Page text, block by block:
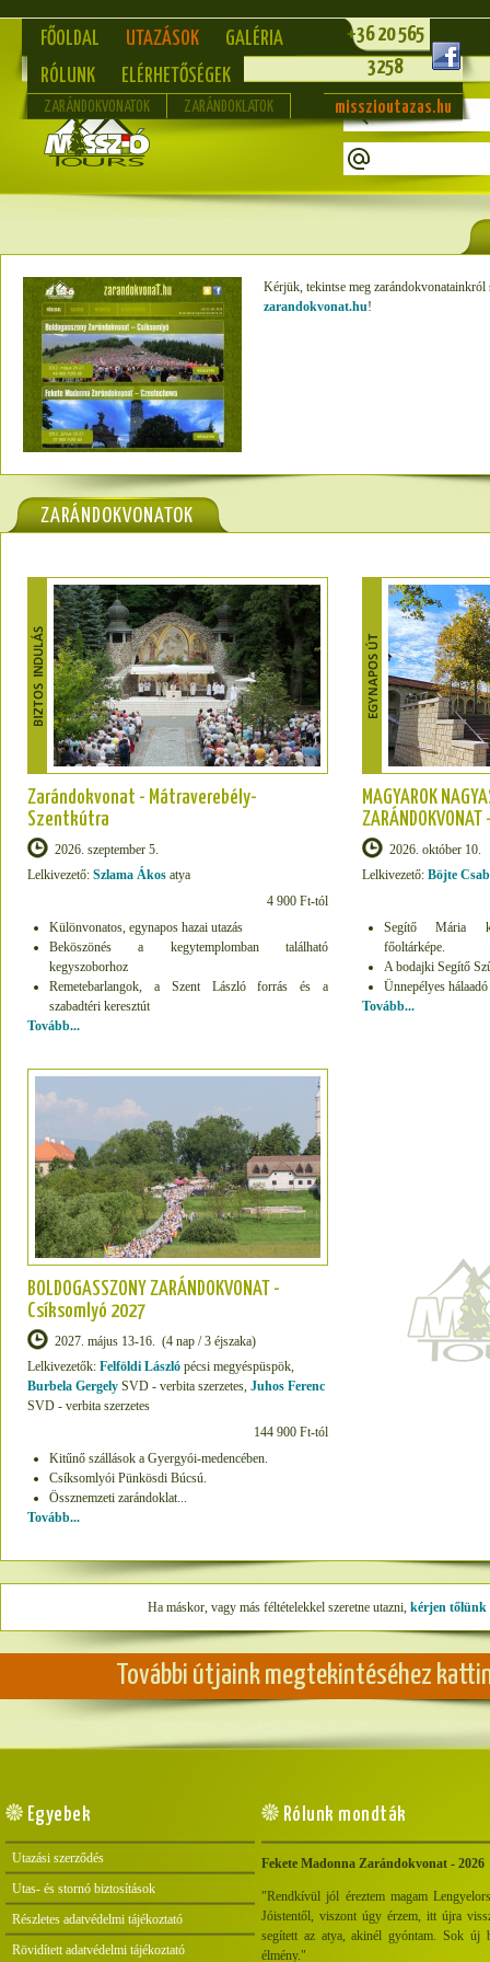
FŐOLDAL UTAZÁSOK
GALÉRIA
RÓLUNK
ELÉRHETŐSÉGEK
+36 20 565
3258
ZARÁNDOKVONATOK ZARÁNDOKLATOK misszioutazas.hu
Kérjük, tekintse meg
zarandokvonat.hu!
ZARÁNDOKVONATOK
Zarándokvonat - Mátraverebély-
Szentkútra
2026. szeptember 5.
Lelkivezető: Szlama Ákos atya
4 900 Ft-tól
Különvonatos, egynapos hazai utazás
Beköszönés a kegytemplomban található
kegyszoborhoz
Remetebarlangok, a Szent László forrás és a
szabadtéri keresztút
Tovább...
MAGYAROK
2026. október 10.
Lelkivezető: Böjte
Segítő Mária
főoltárképe.
A bodajki Segítő
Ünnepélyes
Tovább...
BOLDOGASSZONY ZARÁNDOKVONAT -
Csíksomlyó 2027
2027. május 13-16. (4 nap / 3 éjszaka)
Lelkivezetők: Felföldi László pécsi megyéspüspök,
Burbela Gergely SVD - verbita szerzetes, Juhos Ferenc
SVD - verbita szerzetes
144 900 Ft-tól
Kitűnő szállások a Gyergyói-medencében.
Csíksomlyói Pünkösdi Búcsú.
Össznemzeti zarándoklat...
Tovább...
Ha máskor, vagy más féltételekkel szeretne utazni, kérjen tőlünk
További útjaink megtekintéséhez
Egyebek
Utazási szerződés
Utas- és stornó biztosítások
Részletes adatvédelmi tájékoztató
Rövidített adatvédelmi tájékoztató
Rólunk mondták
Fekete Madonna Zarándokvonat - 2026
"Rendkívül jól éreztem magam
Jóistentől, viszont úgy érzem, itt újra
segített az atya, akinél gyóntam. Sok új
élmény."